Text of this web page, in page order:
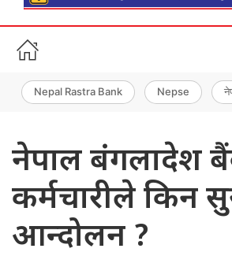
Nepal Rastra Bank Nepse
नेपाल बंगलादेश
कर्मचारीले किन
आन्दोलन ?